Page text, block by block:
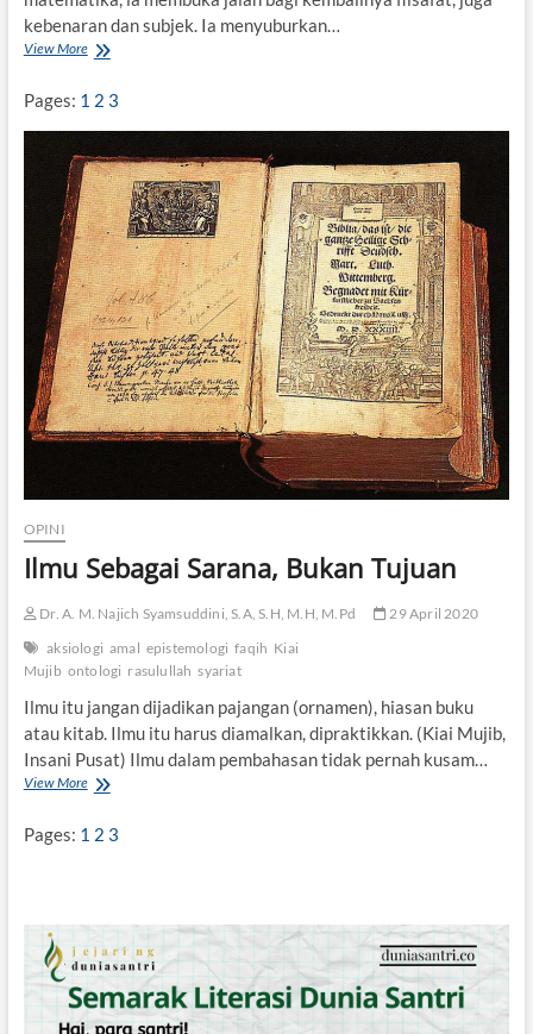
s
a
a
t
a
n
I
s
l
a
m
kebenaran dan subjek. Ia menyuburkan…
View MoreA
i
n
B
a
d
i
o
u
:
K
e
m
b
a
l
i
F
s
a
f
t
,
e
b
e
a
a
a
n
S
u
b
Pages: 1 2 3
OPINI
Ilmu Sebagai Sarana, Bukan Tujuan
Dr. A. M. Najich Syamsuddini, S.A, S.H, M.H, M.Pd
29 April 2020
aksiologi amal epistemologi faqih Kiai
Mujib ontologi rasulullah syariat
Ilmu itu jangan dijadikan pajangan (ornamen), hiasan buku
atau kitab. Ilmu itu harus diamalkan, dipraktikkan. (Kiai Mujib,
Insani Pusat) Ilmu dalam pembahasan tidak pernah kusam…
View MoreI
m
u
g
a
i
S
Pages: 1 2 3